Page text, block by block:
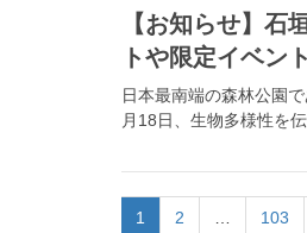
【お知らせ】石
トや限定イベン
日本最南端の森林公園
月18日、生物多様性を
1 2 103